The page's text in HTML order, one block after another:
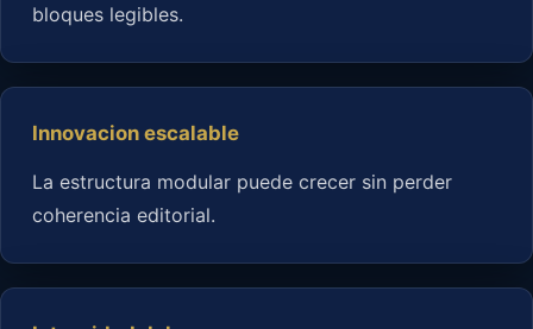
bloques legibles.
Innovacion escalable
La estructura modular puede crecer sin perder
coherencia editorial.